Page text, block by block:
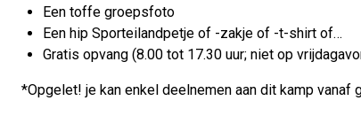
Een toffe groepsfoto
Een hip Sporteilandpetje of -zakje of -t-shirt of…
Gratis opvang (8.00 tot 17.30 uur; niet op
*Opgelet! je kan enkel deelnemen aan dit kamp vanaf